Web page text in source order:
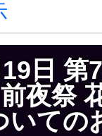
日 第
夜祭
いての